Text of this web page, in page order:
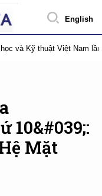
English
và Kỹ thuật Việt Nam
10&#039;:
Mặt